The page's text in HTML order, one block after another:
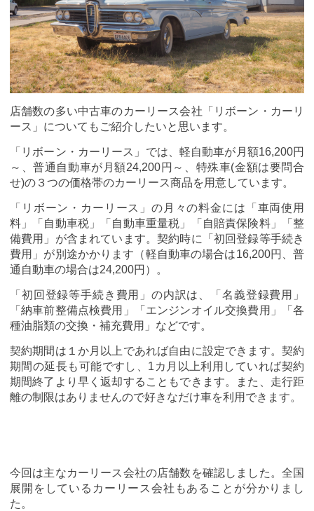
店舗数の多い中古車のカーリース会社「リボーン・カーリ
ース」についてもご紹介したいと思います。
「リボーン・カーリース」では、軽自動車が月額16,200円
～、普通自動車が月額24,200円～、特殊車(金額は要問合
せ)の３つの価格帯のカーリース商品を用意しています。
「リボーン・カーリース」の月々の料金には「車両使用
料」「自動車税」「自動車重量税」「自賠責保険料」「整
備費用」が含まれています。契約時に「初回登録等手続き
費用」が別途かかります（軽自動車の場合は16,200円、普
通自動車の場合は24,200円）。
「初回登録等手続き費用」の内訳は、「名義登録費用」
「納車前整備点検費用」「エンジンオイル交換費用」「各
種油脂類の交換・補充費用」などです。
契約期間は１か月以上であれば自由に設定できます。契約
期間の延長も可能ですし、1カ月以上利用していれば契約
期間終了より早く返却することもできます。また、走行距
離の制限はありませんので好きなだけ車を利用できます。
今回は主なカーリース会社の店舗数を確認しました。全国
展開をしているカーリース会社もあることが分かりまし
た。